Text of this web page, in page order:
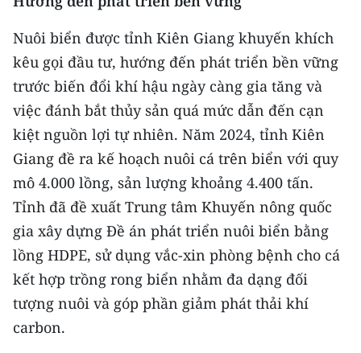
Nuôi biển được tỉnh Kiên Giang khuyến khích
kêu gọi đầu tư, hướng đến phát triển bền vững
trước biến đổi khí hậu ngày càng gia tăng và
việc đánh bắt thủy sản quá mức dẫn đến cạn
kiệt nguồn lợi tự nhiên. Năm 2024, tỉnh Kiên
Giang đề ra kế hoạch nuôi cá trên biển với quy
mô 4.000 lồng, sản lượng khoảng 4.400 tấn.
Tỉnh đã đề xuất Trung tâm Khuyến nông quốc
gia xây dựng Đề án phát triển nuôi biển bằng
lồng HDPE, sử dụng vắc-xin phòng bệnh cho cá
kết hợp trồng rong biển nhằm đa dạng đối
tượng nuôi và góp phần giảm phát thải khí
carbon.